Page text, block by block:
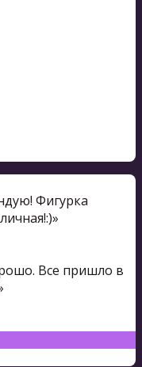
Фигурка
Все пришло в